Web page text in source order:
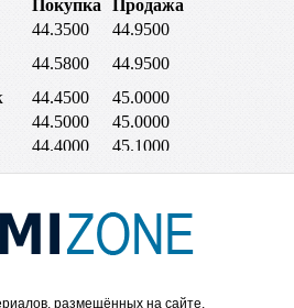
размещённых на сайте,